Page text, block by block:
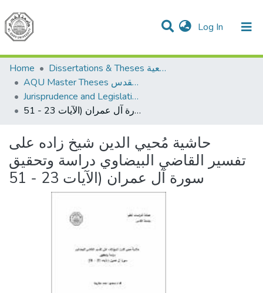
Log In (current)
Communities & Collections
All of DSpace
Home
Dissertations & Theses الرسائل الجامعية
AQU Master Theses الرسائل الجامعية الخاصة بجامعة القدس
Jurisprudence and Legislation الفقه والتشريع
حاشية مُحيي الدين شيخ زاده على تفسير القاضي البيضاوي دراسة وتحقيق سورة آل عمران (الآيات 23 - 51
حاشية مُحيي الدين شيخ زاده على
تفسير القاضي البيضاوي دراسة وتحقيق
سورة آل عمران (الآيات 23 - 51